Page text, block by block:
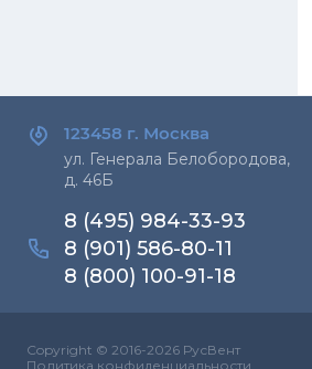
123458 г. Москва
ул. Генерала Белобородова,
д. 46Б
8 (495) 984-33-93
8 (901) 586-80-11
8 (800) 100-91-18
Copyright © 2016-2026 РусВент
Политика конфиденциальности